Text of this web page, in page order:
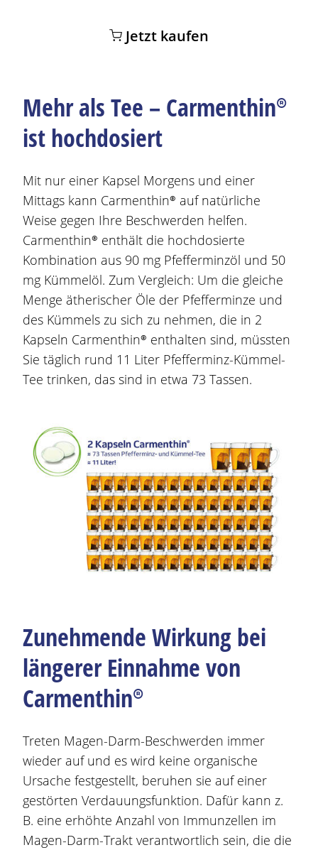
Jetzt kaufen
Mehr als Tee – Carmenthin®
ist hochdosiert
Mit nur einer Kapsel Morgens und einer
Mittags kann Carmenthin® auf natürliche
Weise gegen Ihre Beschwerden helfen.
Carmenthin® enthält die hochdosierte
Kombination aus 90 mg Pfefferminzöl und 50
mg Kümmelöl. Zum Vergleich: Um die gleiche
Menge ätherischer Öle der Pfefferminze und
des Kümmels zu sich zu nehmen, die in 2
Kapseln Carmenthin® enthalten sind, müssten
Sie täglich rund 11 Liter Pfefferminz-Kümmel-
Tee trinken, das sind in etwa 73 Tassen.
Zunehmende Wirkung bei
längerer Einnahme von
Carmenthin®
Treten Magen-Darm-Beschwerden immer
wieder auf und es wird keine organische
Ursache festgestellt, beruhen sie auf einer
gestörten Verdauungsfunktion. Dafür kann z.
B. eine erhöhte Anzahl von Immunzellen im
Magen-Darm-Trakt verantwortlich sein, die die